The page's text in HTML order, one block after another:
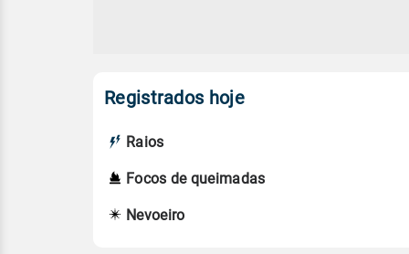
Registrados hoje
Raios
Focos de queimadas
Nevoeiro